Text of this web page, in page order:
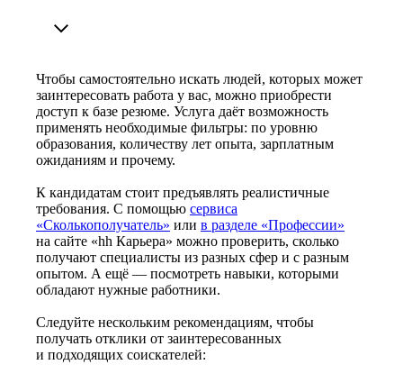
Чтобы самостоятельно искать людей, которых может
заинтересовать работа у вас, можно приобрести
доступ к базе резюме. Услуга даёт возможность
применять необходимые фильтры: по уровню
образования, количеству лет опыта, зарплатным
ожиданиям и прочему.
К кандидатам стоит предъявлять реалистичные
требования. С помощью сервиса
«Сколькополучатель» или в разделе «Профессии»
на сайте «hh Карьера» можно проверить, сколько
получают специалисты из разных сфер и с разным
опытом. А ещё — посмотреть навыки, которыми
обладают нужные работники.
Следуйте нескольким рекомендациям, чтобы
получать отклики от заинтересованных
и подходящих соискателей: